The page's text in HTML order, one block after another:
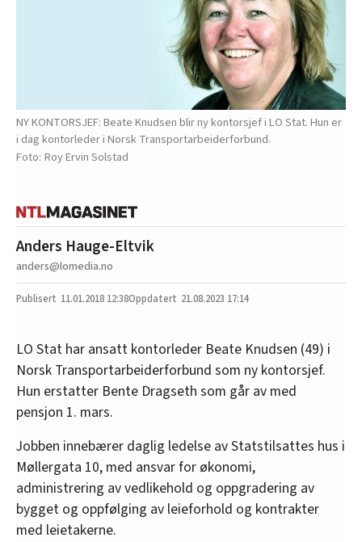
NY KONTORSJEF: Beate Knudsen blir ny kontorsjef i LO Stat. Hun er
i dag kontorleder i Norsk Transportarbeiderforbund.
Roy Ervin Solstad
Anders Hauge-Eltvik
anders@lomedia.no
11.01.2018 12:38 21.08.2023 17:14
LO Stat har ansatt kontorleder Beate Knudsen (49) i
Norsk Transportarbeiderforbund som ny kontorsjef.
Hun erstatter Bente Dragseth som går av med
pensjon 1. mars.
Jobben innebærer daglig ledelse av Statstilsattes hus i
Møllergata 10, med ansvar for økonomi,
administrering av vedlikehold og oppgradering av
bygget og oppfølging av leieforhold og kontrakter
med leietakerne.